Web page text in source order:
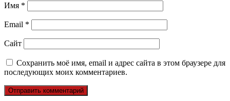
Имя *
Email *
Сайт
Сохранить моё имя, email и адрес сайта в этом браузере для
последующих моих комментариев.